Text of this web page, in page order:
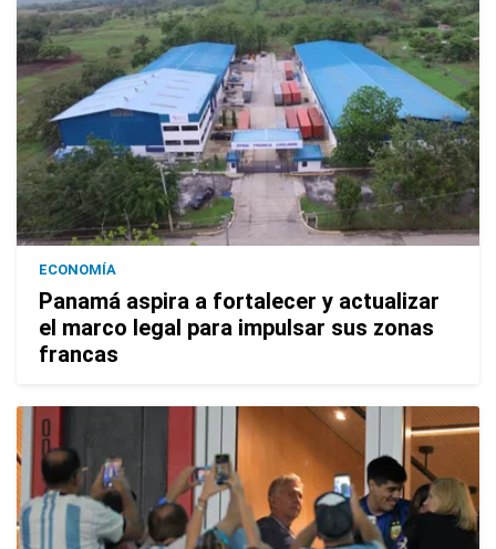
ECONOMÍA
Panamá aspira a fortalecer y actualizar
el marco legal para impulsar sus zonas
francas